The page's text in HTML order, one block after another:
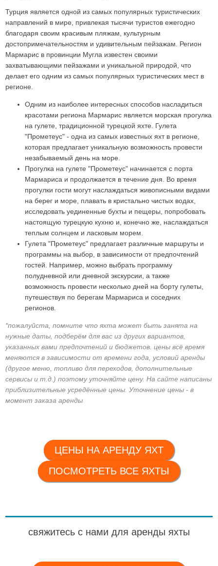
Турция является одной из самых популярных туристических
направлений в мире, привлекая тысячи туристов ежегодно
благодаря своим красивым пляжам, культурным
достопримечательностям и удивительным пейзажам. Регион
Мармарис в провинции Мугла известен своими
захватывающими пейзажами и уникальной природой, что
делает его одним из самых популярных туристических мест в
регионе.
Одним из наиболее интересных способов насладиться
красотами региона Мармарис является морская прогулка
на гулете, традиционной турецкой яхте. Гулета
"Прометеус" - одна из самых известных яхт в регионе,
которая предлагает уникальную возможность провести
незабываемый день на море.
Прогулка на гулете "Прометеус" начинается с порта
Мармариса и продолжается в течение дня. Во время
прогулки гости могут наслаждаться живописными видами
на берег и море, плавать в кристально чистых водах,
исследовать уединенные бухты и пещеры, попробовать
настоящую турецкую кухню и, конечно же, наслаждаться
теплым солнцем и ласковым морем.
Гулета "Прометеус" предлагает различные маршруты и
программы на выбор, в зависимости от предпочтений
гостей. Например, можно выбрать программу
полудневной или дневной экскурсии, а также
возможность провести несколько дней на борту гулеты,
путешествуя по берегам Мармариса и соседних
регионов.
*пожалуйста, помните что яхта может быть занята на
нужные даты, подберём для вас из других вариантов,
указанных вами предпочтений и бюджетов. цены всё время
меняются в зависимости от времени года, условий аренды
(другое меню, топливо для переходов, дополнительные
сервисы и т.д.) поэтому уточняйте цену. На сайте написаны
приблизительные усредённые цены. Уточнение цены - в
момент заказа аренды
ЦЕНЫ НА АРЕНДУ ЯХТ
ПОСМОТРЕТЬ ВСЕ ЯХТЫ
свяжитесь с нами для аренды яхты